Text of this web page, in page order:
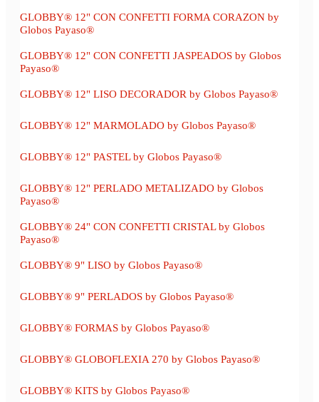
GLOBBY® 12" CON CONFETTI FORMA CORAZON by
Globos Payaso®
GLOBBY® 12" CON CONFETTI JASPEADOS by Globos
Payaso®
GLOBBY® 12" LISO DECORADOR by Globos Payaso®
GLOBBY® 12" MARMOLADO by Globos Payaso®
GLOBBY® 12" PASTEL by Globos Payaso®
GLOBBY® 12" PERLADO METALIZADO by Globos
Payaso®
GLOBBY® 24" CON CONFETTI CRISTAL by Globos
Payaso®
GLOBBY® 9" LISO by Globos Payaso®
GLOBBY® 9" PERLADOS by Globos Payaso®
GLOBBY® FORMAS by Globos Payaso®
GLOBBY® GLOBOFLEXIA 270 by Globos Payaso®
GLOBBY® KITS by Globos Payaso®